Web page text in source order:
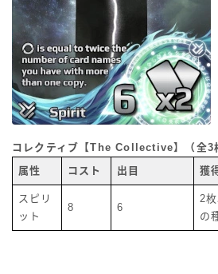
コレクティブ【The Collective】（全3
属性
コスト 出目 獲
スピリ
ット
8 6
2
の